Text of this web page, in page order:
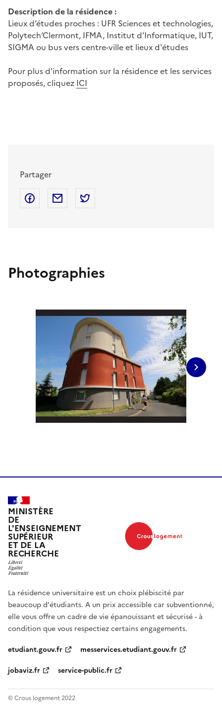
Description de la résidence :
Lieux d’études proches : UFR Sciences et technologies,
Polytech’Clermont, IFMA, Institut d'Informatique, IUT,
SIGMA ou bus vers centre-ville et lieux d'études
Pour plus d'information sur la résidence et les services
proposés, cliquez ICI
Partager
Partager sur Facebook
Partager par mail
Photographies
Image
MINISTÈRE
DE
L'ENSEIGNEMENT
SUPÉRIEUR
ET DE LA
RECHERCHE
La résidence universitaire est un choix plébiscité par
beaucoup d'étudiants. A un prix accessible car subventionné,
elle vous offre un cadre de vie épanouissant et sécurisé - à
condition que vous respectiez certains engagements.
etudiant.gouv.fr
messervices.etudiant.gouv.fr
jobaviz.fr
service-public.fr
© Crous logement 2022